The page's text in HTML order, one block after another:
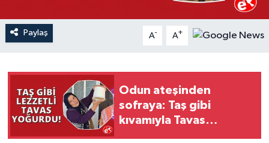
Paylaş A- A+
Odun ateşinden
sofraya: Taş gibi
kıvamıyla Tavas